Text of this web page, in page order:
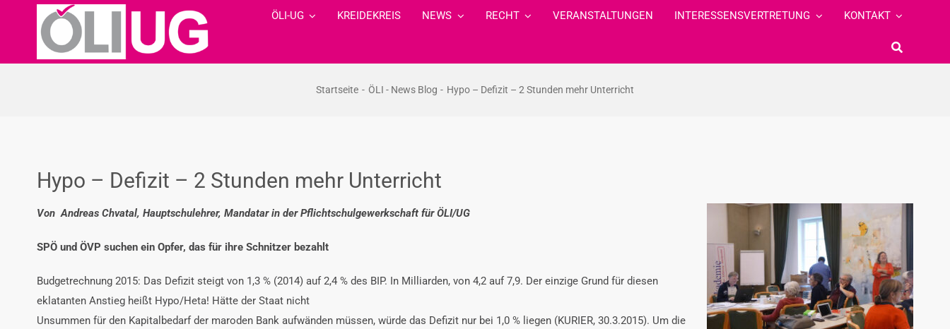
ÖLI-UG KREIDEKREIS NEWS RECHT VERANSTALTUNGEN INTERESSENSVERTRETUNG KONTAKT
Startseite ÖLI - News Blog Hypo – Defizit – 2 Stunden mehr Unterricht
Hypo – Defizit – 2 Stunden mehr Unterricht
Von Andreas Chvatal, Hauptschulehrer, Mandatar in der Pflichtschulgewerkschaft für ÖLI/UG
SPÖ und ÖVP suchen ein Opfer, das für ihre Schnitzer bezahlt
Budgetrechnung 2015: Das Defizit steigt von 1,3 % (2014) auf 2,4 % des BIP. In Milliarden, von 4,2 auf 7,9. Der einzige Grund für diesen
eklatanten Anstieg heißt Hypo/Heta! Hätte der Staat nicht
Unsummen für den Kapitalbedarf der maroden Bank aufwänden müssen, würde das Defizit nur bei 1,0 % liegen (KURIER, 30.3.2015). Um die